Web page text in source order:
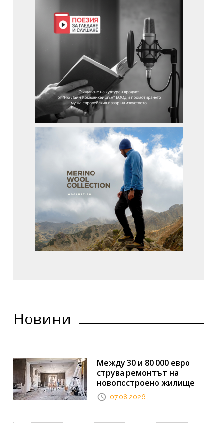
Новини
Между 30 и 80 000 евро
струва ремонтът на
новопостроено жилище
07.08.2026